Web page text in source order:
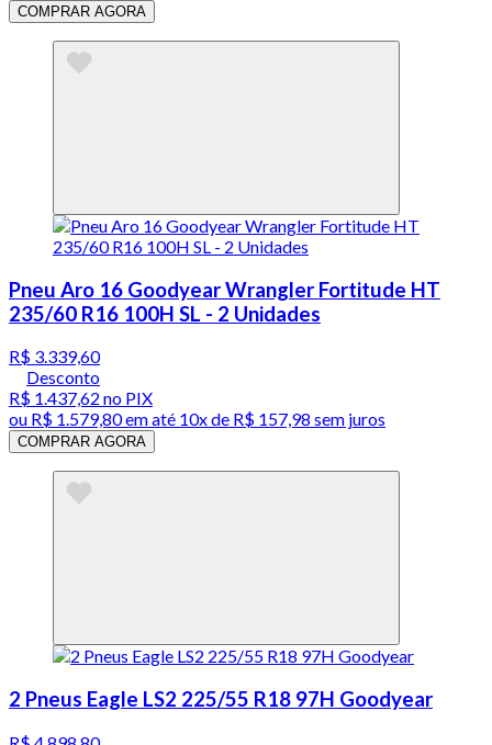
COMPRAR AGORA
Pneu Aro 16 Goodyear Wrangler Fortitude HT
235/60 R16 100H SL - 2 Unidades
R$ 3.339,60
Desconto
R$ 1.437,62 no PIX
ou R$ 1.579,80em até 10x de R$ 157,98 sem juros
COMPRAR AGORA
2 Pneus Eagle LS2 225/55 R18 97H Goodyear